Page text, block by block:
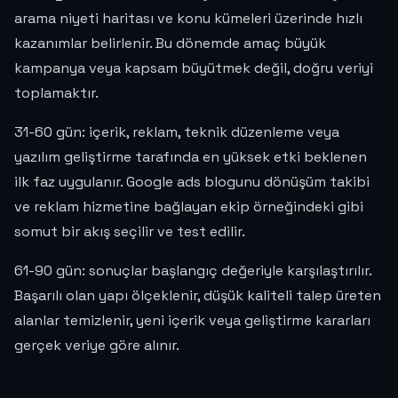
arama niyeti haritası ve konu kümeleri üzerinde hızlı
kazanımlar belirlenir. Bu dönemde amaç büyük
kampanya veya kapsam büyütmek değil, doğru veriyi
toplamaktır.
31-60 gün: içerik, reklam, teknik düzenleme veya
yazılım geliştirme tarafında en yüksek etki beklenen
ilk faz uygulanır. Google ads blogunu dönüşüm takibi
ve reklam hizmetine bağlayan ekip örneğindeki gibi
somut bir akış seçilir ve test edilir.
61-90 gün: sonuçlar başlangıç değeriyle karşılaştırılır.
Başarılı olan yapı ölçeklenir, düşük kaliteli talep üreten
alanlar temizlenir, yeni içerik veya geliştirme kararları
gerçek veriye göre alınır.